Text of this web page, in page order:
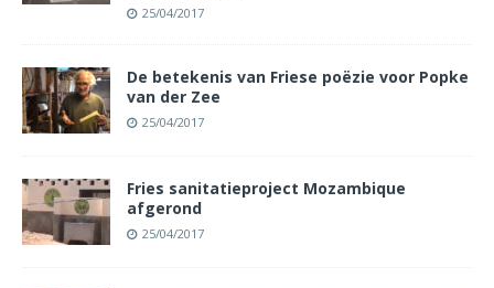
25/04/2017
De betekenis van Friese poëzie voor Popke
van der Zee
25/04/2017
Fries sanitatieproject Mozambique
afgerond
25/04/2017